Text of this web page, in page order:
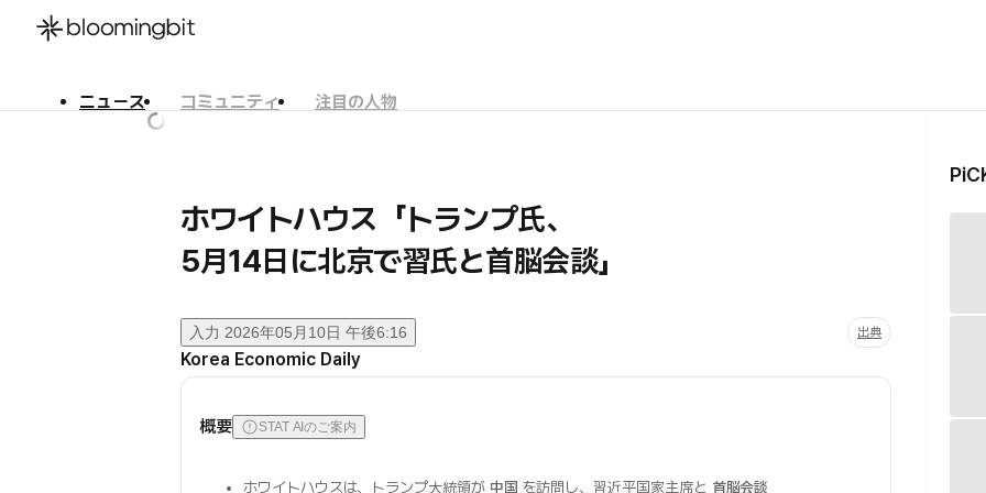
ニュース コミュニティ
注目の人物
ホワイトハウス「トランプ氏、
5月14日に北京で習氏と首脳会談」
入力 2026年05月10日 午後6:16 出典
Korea Economic Daily
概要 STAT AIのご案内
ホワイトハウスは、トランプ大統領が 中国 を訪問し、習近平国家主席と 首脳会談